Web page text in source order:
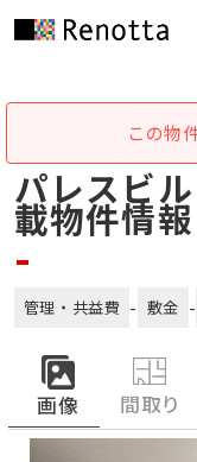
この物
パレスビ
載物件情報
-
管理・共益費 - 敷金 -
画像 間取り